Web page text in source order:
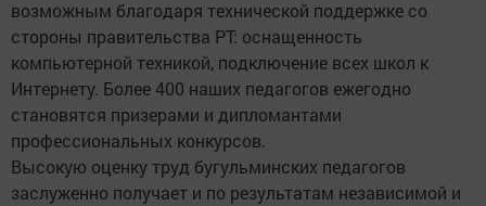
возможным благодаря технической поддержке со
стороны правительства РТ: оснащенность
компьютерной техникой, подключение всех школ к
Интернету. Более 400 наших педагогов ежегодно
становятся призерами и дипломантами
профессиональных конкурсов.
Высокую оценку труд бугульминских педагогов
заслуженно получает и по результатам независимой и